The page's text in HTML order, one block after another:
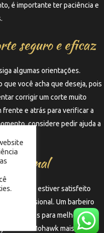
é importante ter paciência e
seguro e eficaz
algumas orientações.
que você acha que deseja, pois
corrigir um corte muito
e atrás para verificar a
considere pedir ajuda a
você não estiver satisfeito
um profissional. Um barbeiro
sugestões para melhorar o
um Mohawk mais